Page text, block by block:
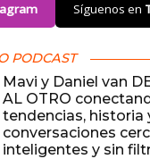
Síguenos en
PODCAST
Mavi y Daniel van
AL OTRO
tendencias, historia
conversaciones
inteligentes y sin